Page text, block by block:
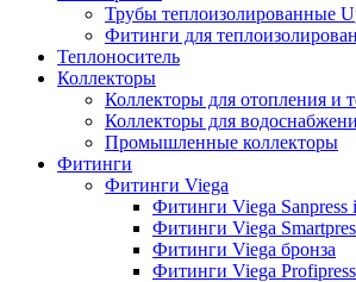
Трубы теплоизолированные
Фитинги для
Теплоноситель
Коллекторы
Коллекторы для отопления и
Коллекторы для
Промышленные коллекторы
Фитинги
Фитинги Viega
Фитинги Viega Sanpress
Фитинги Viega
Фитинги Viega бронза
Фитинги Viega